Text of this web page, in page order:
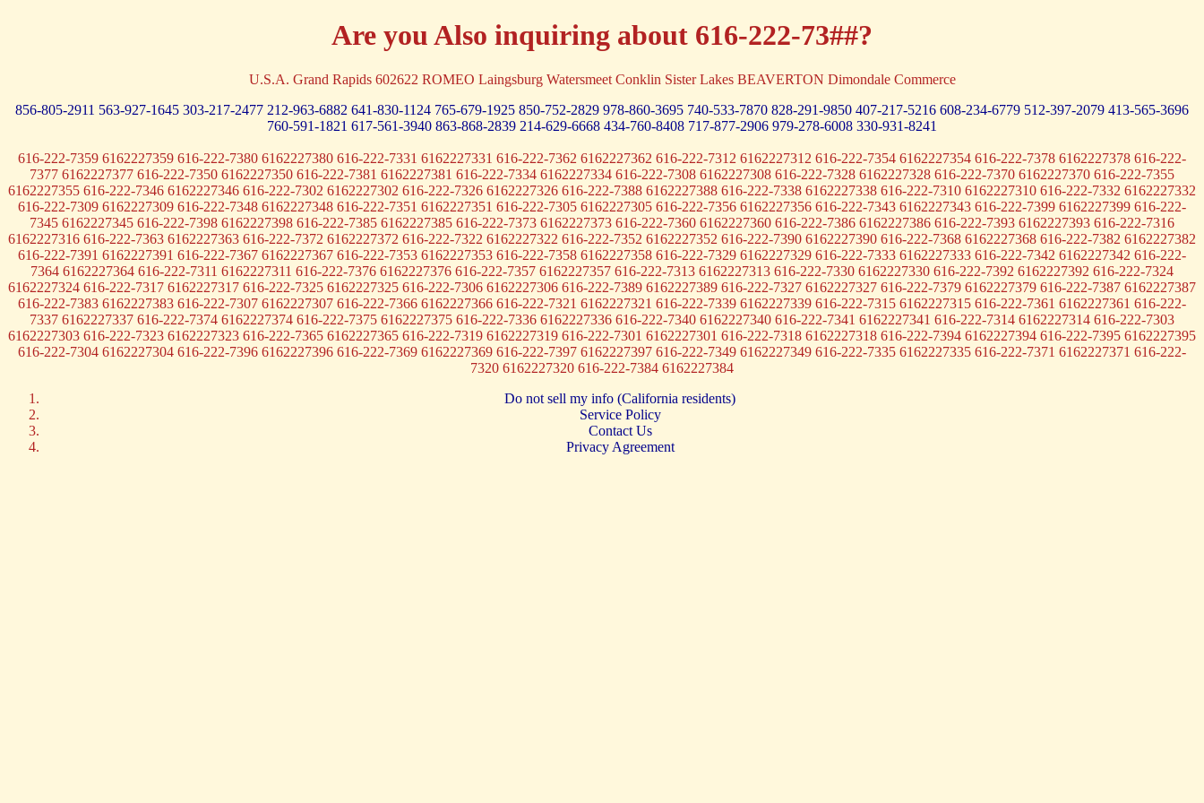
Are you Also inquiring about 616-222-73##?
U.S.A. Grand Rapids 602622 ROMEO Laingsburg Watersmeet Conklin Sister Lakes BEAVERTON Dimondale Commerce
856-805-2911 563-927-1645 303-217-2477 212-963-6882 641-830-1124 765-679-1925 850-752-2829 978-860-3695 740-533-7870 828-291-9850 407-217-5216 608-234-6779 512-397-2079 413-565-3696
760-591-1821 617-561-3940 863-868-2839 214-629-6668 434-760-8408 717-877-2906 979-278-6008 330-931-8241
616-222-7359 6162227359 616-222-7380 6162227380 616-222-7331 6162227331 616-222-7362 6162227362 616-222-7312 6162227312 616-222-7354 6162227354 616-222-7378 6162227378 616-222-
7377 6162227377 616-222-7350 6162227350 616-222-7381 6162227381 616-222-7334 6162227334 616-222-7308 6162227308 616-222-7328 6162227328 616-222-7370 6162227370 616-222-7355
6162227355 616-222-7346 6162227346 616-222-7302 6162227302 616-222-7326 6162227326 616-222-7388 6162227388 616-222-7338 6162227338 616-222-7310 6162227310 616-222-7332 6162227332
616-222-7309 6162227309 616-222-7348 6162227348 616-222-7351 6162227351 616-222-7305 6162227305 616-222-7356 6162227356 616-222-7343 6162227343 616-222-7399 6162227399 616-222-
7345 6162227345 616-222-7398 6162227398 616-222-7385 6162227385 616-222-7373 6162227373 616-222-7360 6162227360 616-222-7386 6162227386 616-222-7393 6162227393 616-222-7316
6162227316 616-222-7363 6162227363 616-222-7372 6162227372 616-222-7322 6162227322 616-222-7352 6162227352 616-222-7390 6162227390 616-222-7368 6162227368 616-222-7382 6162227382
616-222-7391 6162227391 616-222-7367 6162227367 616-222-7353 6162227353 616-222-7358 6162227358 616-222-7329 6162227329 616-222-7333 6162227333 616-222-7342 6162227342 616-222-
7364 6162227364 616-222-7311 6162227311 616-222-7376 6162227376 616-222-7357 6162227357 616-222-7313 6162227313 616-222-7330 6162227330 616-222-7392 6162227392 616-222-7324
6162227324 616-222-7317 6162227317 616-222-7325 6162227325 616-222-7306 6162227306 616-222-7389 6162227389 616-222-7327 6162227327 616-222-7379 6162227379 616-222-7387 6162227387
616-222-7383 6162227383 616-222-7307 6162227307 616-222-7366 6162227366 616-222-7321 6162227321 616-222-7339 6162227339 616-222-7315 6162227315 616-222-7361 6162227361 616-222-
7337 6162227337 616-222-7374 6162227374 616-222-7375 6162227375 616-222-7336 6162227336 616-222-7340 6162227340 616-222-7341 6162227341 616-222-7314 6162227314 616-222-7303
6162227303 616-222-7323 6162227323 616-222-7365 6162227365 616-222-7319 6162227319 616-222-7301 6162227301 616-222-7318 6162227318 616-222-7394 6162227394 616-222-7395 6162227395
616-222-7304 6162227304 616-222-7396 6162227396 616-222-7369 6162227369 616-222-7397 6162227397 616-222-7349 6162227349 616-222-7335 6162227335 616-222-7371 6162227371 616-222-
7320 6162227320 616-222-7384 6162227384
Do not sell my info (California residents)
Service Policy
Contact Us
Privacy Agreement